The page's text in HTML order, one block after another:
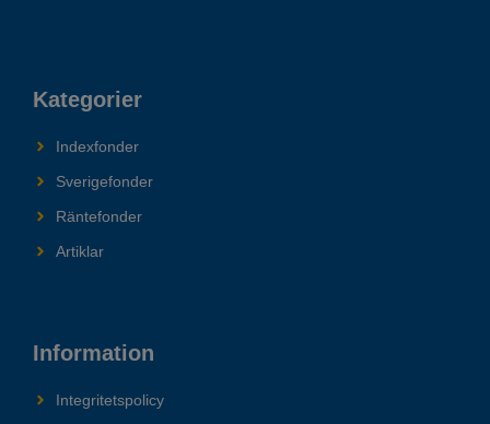
Kategorier
Indexfonder
Sverigefonder
Räntefonder
Artiklar
Information
Integritetspolicy